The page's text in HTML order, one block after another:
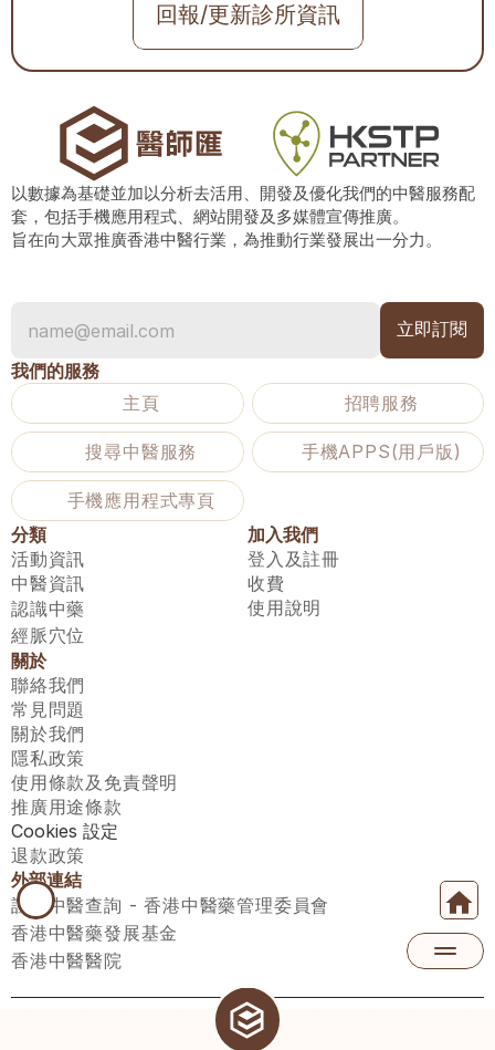
回報/更新診所資訊
以數據為基礎並加以分析去活用、開發及優化我們的中醫服務配
套，包括手機應用程式、網站開發及多媒體宣傳推廣。
旨在向大眾推廣香港中醫行業，為推動行業發展出一分力。
我們的服務
主頁
招聘服務
搜尋中醫服務 手機APPS(用戶版)
手機應用程式專頁
分類
活動資訊
中醫資訊
認識中藥
經脈穴位
加入我們
登入及註冊
收費
使用說明
關於
聯絡我們
常見問題
關於我們
隱私政策
使用條款及免責聲明
推廣用途條款
Cookies 設定
退款政策
外部連結
註冊中醫查詢 - 香港中醫藥管理委員會
香港中醫藥發展基金
香港中醫醫院
醫師匯有限公司 ECWAY LIMITED Copyright 2026© All rights